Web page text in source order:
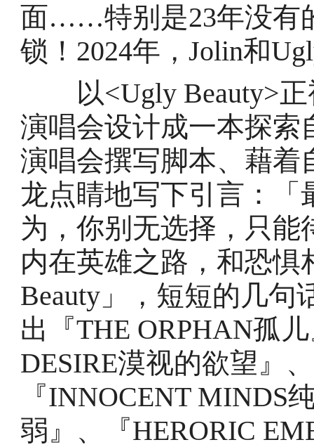
面……特别是23年没有
锁！2024年，Jolin和
以<Ugly Beauty>正
演唱会设计成一本探索
演唱会撰写脚本、藉着
龙点睛地写下引言：
为，你别无选择，只
内在英雄之路，和恐
Beauty」，短短的几句
出『THE ORPHAN孤
DESIRE漠视的欲望』
『INNOCENT MINDS
弱』、『HERORIC